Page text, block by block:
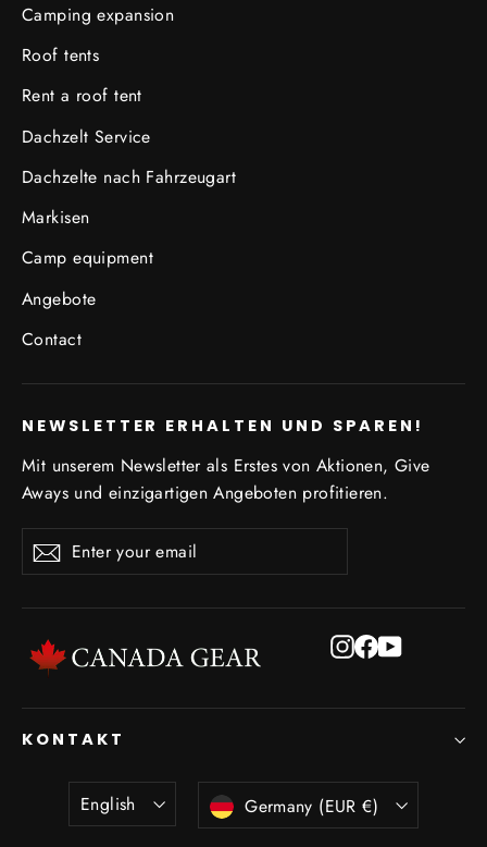
Camping expansion
Roof tents
Rent a roof tent
Dachzelt Service
Dachzelte nach Fahrzeugart
Markisen
Camp equipment
Angebote
Contact
NEWSLETTER ERHALTEN UND SPAREN!
Mit unserem Newsletter als Erstes von Aktionen, Give
Aways und einzigartigen Angeboten profitieren.
Enter
your
SubscribeSubscribe
Instagram
Facebook
YouTube
KONTAKT
Language
English Currency
Germany (EUR €)